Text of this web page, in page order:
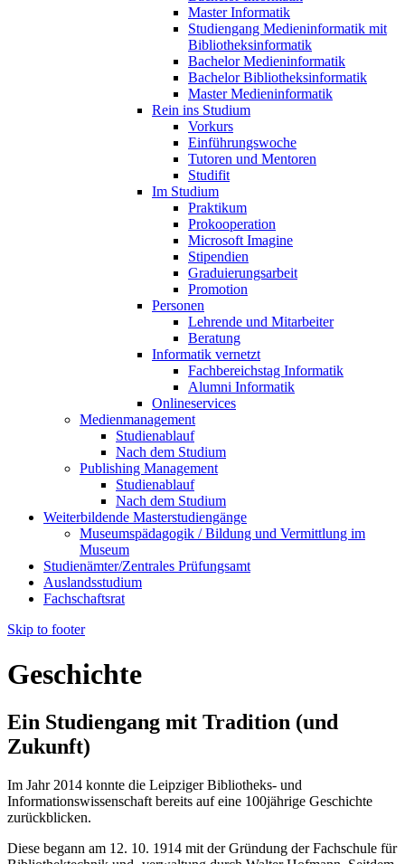
Master Informatik
Studiengang Medieninformatik mit
Bibliotheksinformatik
Bachelor Medieninformatik
Bachelor Bibliotheksinformatik
Master Medieninformatik
Rein ins Studium
Vorkurs
Einführungswoche
Tutoren und Mentoren
Studifit
Im Studium
Praktikum
Prokooperation
Microsoft Imagine
Stipendien
Graduierungsarbeit
Promotion
Personen
Lehrende und Mitarbeiter
Beratung
Informatik vernetzt
Fachbereichstag Informatik
Alumni Informatik
Onlineservices
Medienmanagement
Studienablauf
Nach dem Studium
Publishing Management
Studienablauf
Nach dem Studium
Weiterbildende Masterstudiengänge
Museumspädagogik / Bildung und Vermittlung im
Museum
Studienämter/Zentrales Prüfungsamt
Auslandsstudium
Fachschaftsrat
Skip to footer
Geschichte
Ein Studiengang mit Tradition (und
Zukunft)
Im Jahr 2014 konnte die Leipziger Bibliotheks- und
Informationswissenschaft bereits auf eine 100jährige Geschichte
zurückblicken.
Diese begann am 12. 10. 1914 mit der Gründung der Fachschule für